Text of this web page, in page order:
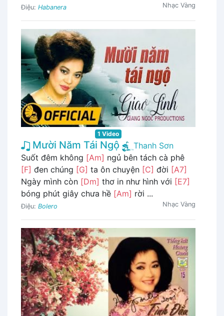
Điệu: Habanera Nhạc Vàng
1 Video
Mười Năm Tái Ngộ
Thanh Sơn
Suốt đêm không [Am] ngủ bên tách cà phê
[F] đen chúng [G] ta ôn chuyện [C] đời [A7]
Ngày mình còn [Dm] thơ in như hình với [E7]
bóng phút giây chưa hề [Am] rời ...
Điệu: Bolero Nhạc Vàng